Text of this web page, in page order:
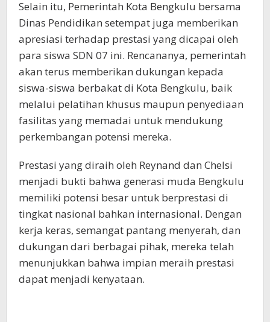
Selain itu, Pemerintah Kota Bengkulu bersama
Dinas Pendidikan setempat juga memberikan
apresiasi terhadap prestasi yang dicapai oleh
para siswa SDN 07 ini. Rencananya, pemerintah
akan terus memberikan dukungan kepada
siswa-siswa berbakat di Kota Bengkulu, baik
melalui pelatihan khusus maupun penyediaan
fasilitas yang memadai untuk mendukung
perkembangan potensi mereka.
Prestasi yang diraih oleh Reynand dan Chelsi
menjadi bukti bahwa generasi muda Bengkulu
memiliki potensi besar untuk berprestasi di
tingkat nasional bahkan internasional. Dengan
kerja keras, semangat pantang menyerah, dan
dukungan dari berbagai pihak, mereka telah
menunjukkan bahwa impian meraih prestasi
dapat menjadi kenyataan.